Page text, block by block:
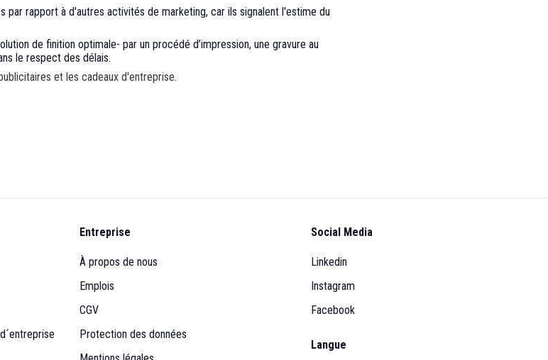
par rapport à d'autres activités de marketing, car ils signalent l'estime du
de finition optimale- par un procédé d’impression, une gravure au
le respect des délais.
et les cadeaux d'entreprise.
Entreprise
À propos de nous
Emplois
CGV
Protection des données
Social Media
Linkedin
Instagram
Facebook
Langue